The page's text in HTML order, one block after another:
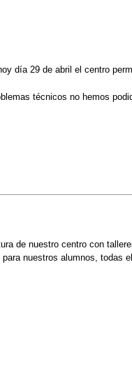
día 29 de abril el centro
técnicos no hemos
de nuestro centro con
nuestros alumnos, todas